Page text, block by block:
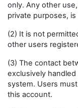
only. Any other
private purposes,
(2) It is not
other users
(3) The contact
exclusively
system. Users
this account.